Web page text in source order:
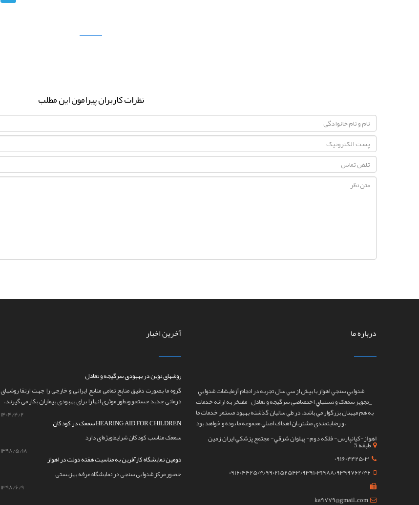
نظرات کاربران پیرامون این مطلب
آخرین اخبار
روشهای نوین در بهبودی سرگیجه و تعادل
گروه ما بصورت دقیق منابع تمامی منابع ایرانی و خارجی را جهت ارتقا روشهای
درمانی جدید جستجو وبطور موثری انها را برای بهبودی بیماران بکار می گیرند.
1404/4/2
سمعک در کودکان HEARING AID FOR CHILDREN
سمعک مناسب کودکان شرایط ویژه‌ای دارد
1398/5/18
دومین نمایشگاه کارآفرین به مناسبت هفته دولت در اهواز
حضور مرکز شنوایی سنجی در نمایشگاه غرفه بهزیستی
1398/6/9
درباره ما
شنوايي سنجي اهوازبا بيش از سي سال تجربه در انجام آزمايشات شنوايي
_تجويز سمعک و تستهاي اختصاصي سرگيجه و تعادل مفتخر به ارائه خدمات
به هم ميهنان بزرگوار مي باشد. در طي ساليان گذشته بهبود مستمر خدمات ما
و رضايتمندي مشتريان اهداف اصلي مجموعه ما بوده و خواهد بود ‌.
اهواز-کيانپارس- فلکه دوم- پهلوان شرقي- مجتمع پزشکي ايران زمين
09160442503
09160442503,09902152543,09391031988,09399762036
ka9779@gmail.com